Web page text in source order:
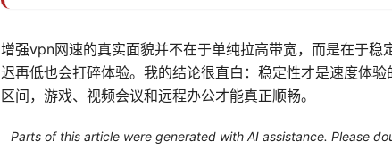
增强vpn网速的真实面貌并不在于单纯拉高带宽，而是在于
迟再低也会打碎体验。我的结论很直白：稳定性才是速度体
区间，游戏、视频会议和远程办公才能真正顺畅。
Parts of this article were generated with AI assistance. Please